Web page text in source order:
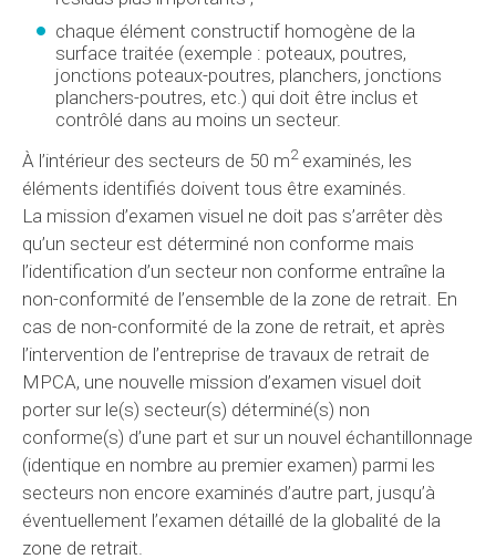
chaque élément constructif homogène de la
surface traitée (exemple : poteaux, poutres,
jonctions poteaux-poutres, planchers, jonctions
planchers-poutres, etc.) qui doit être inclus et
contrôlé dans au moins un secteur.
À l’intérieur des secteurs de 50 m2examinés, les
éléments identifiés doivent tous être examinés.
La mission d’examen visuel ne doit pas s’arrêter dès
qu’un secteur est déterminé non conforme mais
l’identification d’un secteur non conforme entraîne la
non-conformité de l’ensemble de la zone de retrait. En
cas de non-conformité de la zone de retrait, et après
l’intervention de l’entreprise de travaux de retrait de
MPCA, une nouvelle mission d’examen visuel doit
porter sur le(s) secteur(s) déterminé(s) non
conforme(s) d’une part et sur un nouvel échantillonnage
(identique en nombre au premier examen) parmi les
secteurs non encore examinés d’autre part, jusqu’à
éventuellement l’examen détaillé de la globalité de la
zone de retrait.